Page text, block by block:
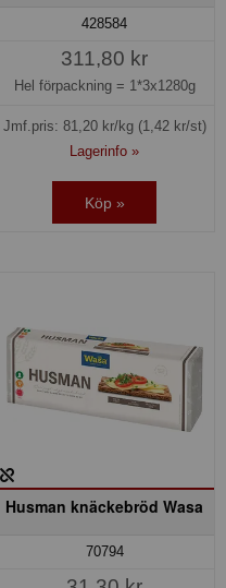
428584
311,80 kr
Hel förpackning = 1*3x1280g
Jmf.pris: 81,20kr/kg (1,42 kr/st)
Lagerinfo »
Köp »
Husman knäckebröd Wasa
70794